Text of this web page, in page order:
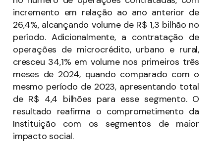
incremento em relação ao ano anterior de
26,4%, alcançando volume de R$ 1,3 bilhão no
período. Adicionalmente, a contratação de
operações de microcrédito, urbano e rural,
cresceu 34,1% em volume nos primeiros três
meses de 2024, quando comparado com o
mesmo período de 2023, apresentando total
de R$ 4,4 bilhões para esse segmento. O
resultado reafirma o comprometimento da
Instituição com os segmentos de maior
impacto social.